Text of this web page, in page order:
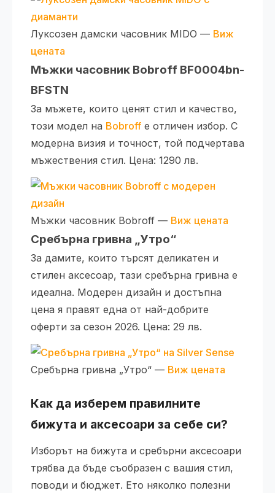
Луксозен дамски часовник MIDO — Виж
цената
Мъжки часовник Bobroff BF0004bn-
BFSTN
За мъжете, които ценят стил и качество,
този модел на Bobroff е отличен избор. С
модерна визия и точност, той подчертава
мъжествения стил. Цена: 1290 лв.
Мъжки часовник Bobroff — Виж цената
Сребърна гривна „Утро“
За дамите, които търсят деликатен и
стилен аксесоар, тази сребърна гривна е
идеална. Модерен дизайн и достъпна
цена я правят една от най-добрите
оферти за сезон 2026. Цена: 29 лв.
Сребърна гривна „Утро“ — Виж цената
Как да изберем правилните
бижута и аксесоари за себе си?
Изборът на бижута и сребърни аксесоари
трябва да бъде съобразен с вашия стил,
поводи и бюджет. Ето няколко полезни